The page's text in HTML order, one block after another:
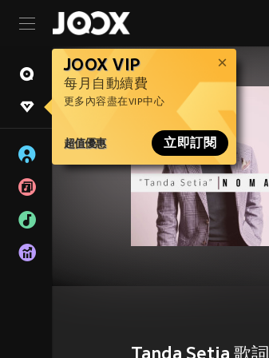
JOOX VIP
每月自動續費
更多內容盡在VIP中心
超值優惠 立即訂閱